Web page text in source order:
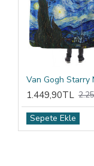
1.449,90TL
Sepete Ekle